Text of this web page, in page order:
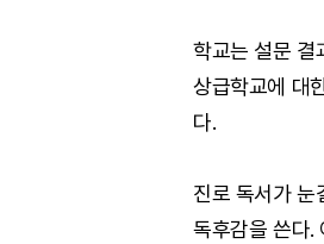
학교는 설문 결
상급학교에 대
다.
진로 독서가 눈
독후감을 쓴다.